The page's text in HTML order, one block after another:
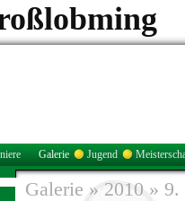
Galerie Jugend
Galerie »2010 » 9.